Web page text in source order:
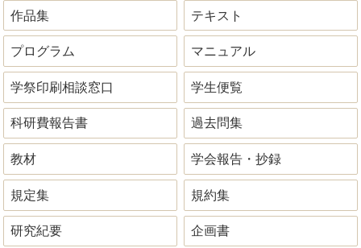
作品集 テキスト
プログラム マニュアル
学祭印刷相談窓口 学生便覧
科研費報告書 過去問集
教材 学会報告・抄録
規定集 規約集
研究紀要 企画書